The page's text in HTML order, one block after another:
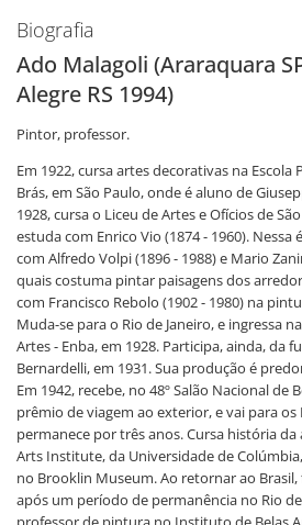
Biografia
Ado Malagoli (Araraquara
Alegre RS 1994)
Pintor, professor.
Em 1922, cursa artes decorativas na
Brás, em São Paulo, onde é aluno de
1928, cursa o Liceu de Artes e Ofícios de
estuda com Enrico Vio (1874 - 1960).
com Alfredo Volpi (1896 - 1988) e Mario
quais costuma pintar paisagens dos
com Francisco Rebolo (1902 - 1980) na
Muda-se para o Rio de Janeiro, e ingressa
Artes - Enba, em 1928. Participa, ainda, da
Bernardelli, em 1931. Sua produção é
Em 1942, recebe, no 48º Salão Nacional de
prêmio de viagem ao exterior, e vai para
permanece por três anos. Cursa história
Arts Institute, da Universidade de
no Brooklin Museum. Ao retornar ao
após um período de permanência no Rio